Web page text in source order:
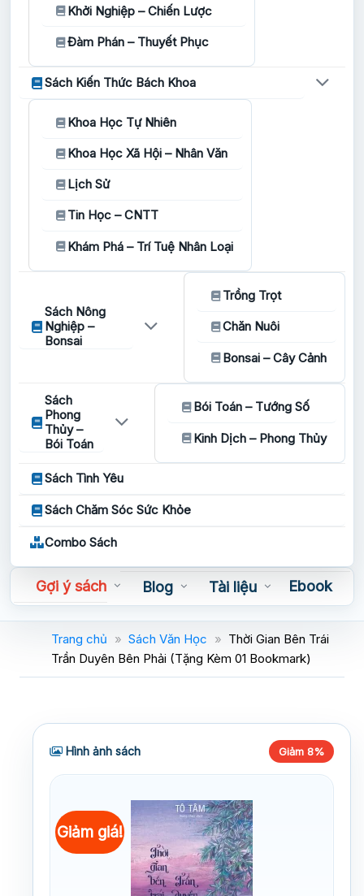
Khởi Nghiệp – Chiến Lược
Đàm Phán – Thuyết Phục
Sách Kiến Thức Bách Khoa
Khoa Học Tự Nhiên
Khoa Học Xã Hội – Nhân Văn
Lịch Sử
Tin Học – CNTT
Khám Phá – Trí Tuệ Nhân Loại
Sách Nông
Nghiệp –
Bonsai
Trồng Trọt
Chăn Nuôi
Bonsai – Cây Cảnh
Sách
Phong
Thủy –
Bói Toán
Bói Toán – Tướng Số
Kinh Dịch – Phong Thủy
Sách Tình Yêu
Sách Chăm Sóc Sức Khỏe
Combo Sách
Gợi ý sách Blog Tài liệu
Ebook
Sách nói
Trang chủ » Sách Văn Học » Thời Gian Bên Trái
Trần Duyên Bên Phải (Tặng Kèm 01 Bookmark)
Hình ảnh sách Giảm 8%
Giảm giá!